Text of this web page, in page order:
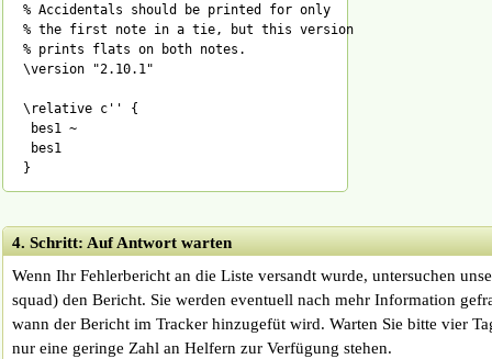
% Accidentals should be printed for only
% the first note in a tie, but this version
% prints flats on both notes.
\version "2.10.1"
\relative c'' {
bes1 ~
bes1
4. Schritt: Auf Antwort warten
Wenn Ihr Fehlerbericht an die Liste versandt wurde, untersuchen
squad) den Bericht. Sie werden eventuell nach mehr Information
wann der Bericht im Tracker hinzugefüt wird. Warten Sie bitte vier
nur eine geringe Zahl an Helfern zur Verfügung stehen.